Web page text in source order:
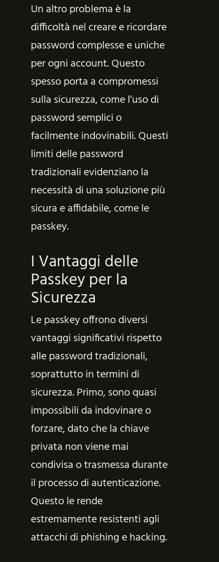
Un altro problema è la
difficoltà nel creare e ricordare
password complesse e uniche
per ogni account. Questo
spesso porta a compromessi
sulla sicurezza, come l’uso di
password semplici o
facilmente indovinabili. Questi
limiti delle password
tradizionali evidenziano la
necessità di una soluzione più
sicura e affidabile, come le
passkey.
I Vantaggi delle
Passkey per la
Sicurezza
Le passkey offrono diversi
vantaggi significativi rispetto
alle password tradizionali,
soprattutto in termini di
sicurezza. Primo, sono quasi
impossibili da indovinare o
forzare, dato che la chiave
privata non viene mai
condivisa o trasmessa durante
il processo di autenticazione.
Questo le rende
estremamente resistenti agli
attacchi di phishing e hacking.